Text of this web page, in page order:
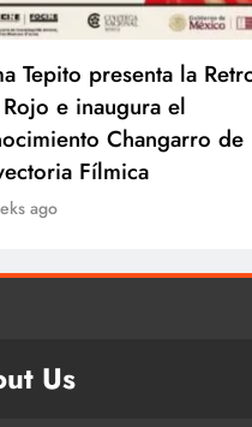
el Día Mundial
auténticos sabores de
ago
Us